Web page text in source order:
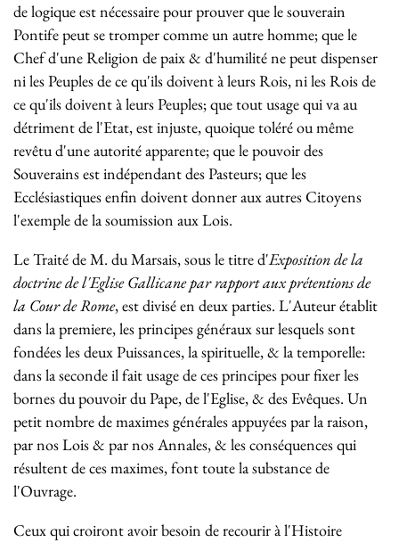
de logique est nécessaire pour prouver que le souverain
Pontife peut se tromper comme un autre homme; que le
Chef d'une Religion de paix & d'humilité ne peut dispenser
ni les Peuples de ce qu'ils doivent à leurs Rois, ni les Rois de
ce qu'ils doivent à leurs Peuples; que tout usage qui va au
détriment de l'Etat, est injuste, quoique toléré ou même
revêtu d'une autorité apparente; que le pouvoir des
Souverains est indépendant des Pasteurs; que les
Ecclésiastiques enfin doivent donner aux autres Citoyens
l'exemple de la soumission aux Lois.
Le Traité de M. du Marsais, sous le titre d'Exposition de la
doctrine de l'Eglise Gallicane par rapport aux prétentions de
la Cour de Rome, est divisé en deux parties. L'Auteur établit
dans la premiere, les principes généraux sur lesquels sont
fondées les deux Puissances, la spirituelle, & la temporelle:
dans la seconde il fait usage de ces principes pour fixer les
bornes du pouvoir du Pape, de l'Eglise, & des Evêques. Un
petit nombre de maximes générales appuyées par la raison,
par nos Lois & par nos Annales, & les conséquences qui
résultent de ces maximes, font toute la substance de
l'Ouvrage.
Ceux qui croiront avoir besoin de recourir à l'Histoire